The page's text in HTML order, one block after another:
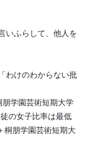
いふらして、他人を
わけのわからない批
朋学園芸術短期大学
の女子比率は最低
桐朋学園芸術短期大